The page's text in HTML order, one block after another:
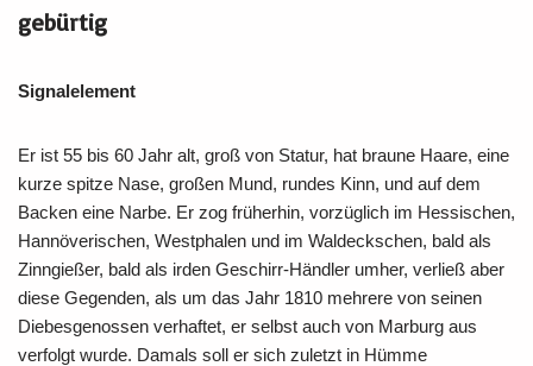
gebürtig
Signalelement
Er ist 55 bis 60 Jahr alt, groß von Statur, hat braune Haare, eine
kurze spitze Nase, großen Mund, rundes Kinn, und auf dem
Backen eine Narbe. Er zog früherhin, vorzüglich im Hessischen,
Hannöverischen, Westphalen und im Waldeckschen, bald als
Zinngießer, bald als irden Geschirr-Händler umher, verließ aber
diese Gegenden, als um das Jahr 1810 mehrere von seinen
Diebesgenossen verhaftet, er selbst auch von Marburg aus
verfolgt wurde. Damals soll er sich zuletzt in Hümme